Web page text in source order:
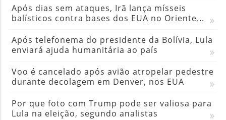
Após dias sem ataques, Irã lança mísseis
balísticos contra bases dos EUA no Oriente...
Após telefonema do presidente da Bolívia, Lula
enviará ajuda humanitária ao país
Voo é cancelado após avião atropelar pedestre
durante decolagem em Denver, nos EUA
Por que foto com Trump pode ser valiosa para
Lula na eleição, segundo analistas